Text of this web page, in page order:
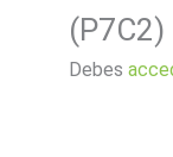
(P7C2)
Debes